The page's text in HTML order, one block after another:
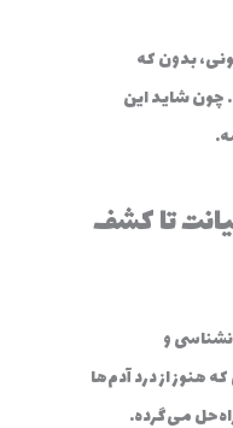
بدون که
چون شاید این
تا کشف
و
هنوز از درد آدم‌ها
می‌گرده.